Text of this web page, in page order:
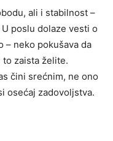
ali i stabilnost –
poslu dolaze vesti o
– neko pokušava da
to zaista želite.
čini srećnim, ne ono
osećaj zadovoljstva.